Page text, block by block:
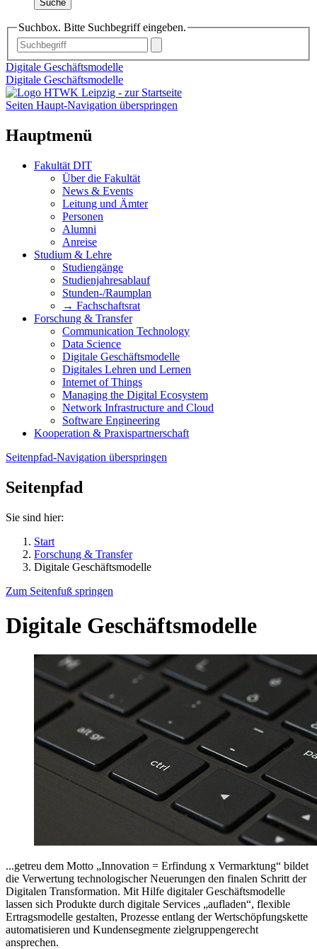
Suche
Suchbox. Bitte Suchbegriff eingeben.
Digitale Geschäftsmodelle
Digitale Geschäftsmodelle
Seiten Haupt-Navigation überspringen
Hauptmenü
Fakultät DIT
Über die Fakultät
News & Events
Leitung und Ämter
Personen
Alumni
Anreise
Studium & Lehre
Studiengänge
Studienjahresablauf
Stunden-/Raumplan
→ Fachschaftsrat
Forschung & Transfer
Communication Technology
Data Science
Digitale Geschäftsmodelle
Digitales Lehren und Lernen
Internet of Things
Managing the Digital Ecosystem
Network Infrastructure and Cloud
Software Engineering
Kooperation & Praxispartnerschaft
Seitenpfad-Navigation überspringen
Seitenpfad
Sie sind hier:
Start
Forschung & Transfer
Digitale Geschäftsmodelle
Zum Seitenfuß springen
Digitale Geschäftsmodelle
...getreu dem Motto Innovation = Erfindung x Vermarktung
bildet
die Verwertung technologischer Neuerungen den finalen Schritt der
Digitalen Transformation. Mit Hilfe digitaler Geschäftsmodelle
lassen sich Produkte durch digitale Services
aufladen , flexible
Ertragsmodelle gestalten, Prozesse entlang der Wertschöpfungskette
automatisieren und Kundensegmente zielgruppengerecht
ansprechen.